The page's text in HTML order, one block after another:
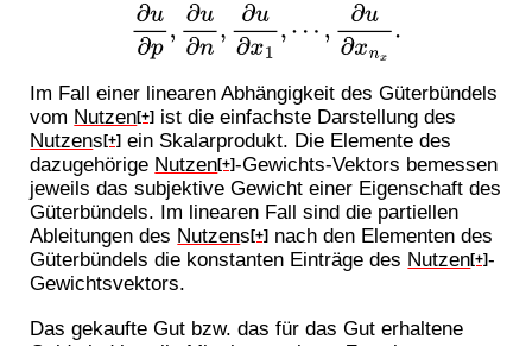
∂u∂p ∂u∂n ,∂u∂x 1, ⋯ ∂u∂xnx
Im Fall einer linearen Abhängigkeit des Güterbündels
vom Nutzen[+] ist die einfachste Darstellung des
Nutzens[+] ein Skalarprodukt. Die Elemente des
dazugehörige Nutzen[+]-Gewichts-Vektors bemessen
jeweils das subjektive Gewicht einer Eigenschaft des
Güterbündels. Im linearen Fall sind die partiellen
Ableitungen des Nutzens[+] nach den Elementen des
Güterbündels die konstanten Einträge des Nutzen[+]-
Gewichtsvektors.
Das gekaufte Gut bzw. das für das Gut erhaltene